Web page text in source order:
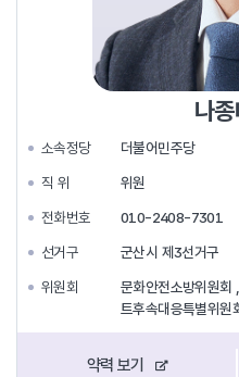
나종
소속정당
더불어민주당
직 위
위원
전화번호
010-2408-7301
선거구
군산시 제3선거구
위원회
문화안전소방위원회
트후속대응특별위원
약력 보기